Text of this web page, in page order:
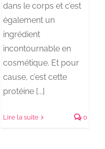
dans le corps et c’est
également un
ingrédient
incontournable en
cosmétique. Et pour
cause, c’est cette
protéine [...]
Lire la suite 0